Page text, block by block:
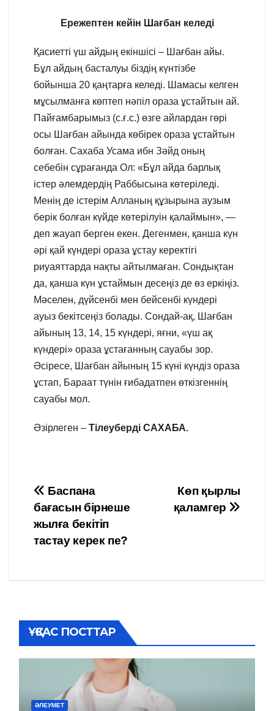
Ережептен кейін Шағбан келеді
Қасиетті үш айдың екіншісі – Шағбан айы.
Бұл айдың басталуы біздің күнтізбе
бойынша 20 қаңтарға келеді. Шамасы келген
мұсылманға көптеп нәпіл ораза ұстайтын ай.
Пайғамбарымыз (с.ғ.с.) өзге айлардан гөрі
осы Шағбан айында көбірек ораза ұстайтын
болған. Сахаба Усама ибн Зәйд оның
себебін сұрағанда Ол: «Бұл айда барлық
істер әлемдердің Раббысына көтеріледі.
Менің де істерім Алланың құзырына аузым
берік болған күйде көтерілуін қалаймын», —
деп жауап берген екен. Дегенмен, қанша күн
әрі қай күндері ораза ұстау керектігі
риуаяттарда нақты айтылмаған. Сондықтан
да, қанша күн ұстаймын десеңіз де өз еркіңіз.
Мәселен, дүйсенбі мен бейсенбі күндері
ауыз бекітсеңіз болады. Сондай-ақ, Шағбан
айының 13, 14, 15 күндері, яғни, «үш ақ
күндері» ораза ұстағанның сауабы зор.
Әсіресе, Шағбан айының 15 күні күндіз ораза
ұстап, Бараат түнін ғибадатпен өткізгеннің
сауабы мол.
Әзірлеген – Тілеуберді САХАБА.
Навигация
по
записям
Көп қырлы
қаламгер
Баспана
бағасын бірнеше
жылға бекітіп
тастау керек пе?
ҰҚСАС ПОСТТАР
ӘЛЕУМЕТ